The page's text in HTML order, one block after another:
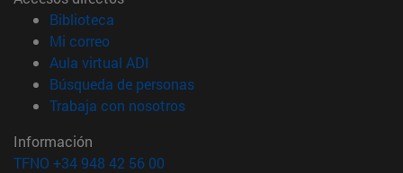
Biblioteca
Mi correo(abre en nueva ventana)
Aula virtual ADI
Búsqueda de personas(abre en nueva ventana)
Trabaja con nosotros(abre en nueva ventana)
Información
TFNO +34 948 42 56 00